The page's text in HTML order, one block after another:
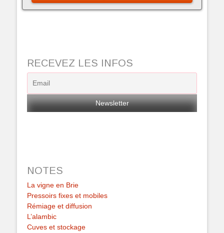
RECEVEZ LES INFOS
NOTES
La vigne en Brie
Pressoirs fixes et mobiles
Rémiage et diffusion
L’alambic
Cuves et stockage